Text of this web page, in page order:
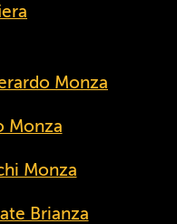
Monza
Monza
Monza
Brianza